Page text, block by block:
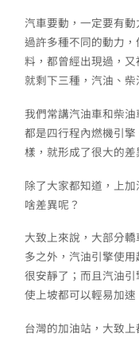
汽車要動，一定要有
過許多種不同的動力
料，都曾經出現過，
就剩下三種，汽油、
我們常講汽油車和柴
都是四行程內燃機引
樣，就形成了很大的差
除了大家都知道，上
啥差異呢？
大致上來說，大部分
多之外，汽油引擎使
很安靜了；而且汽油
使上坡都可以輕易加速
台灣的加油站，大致